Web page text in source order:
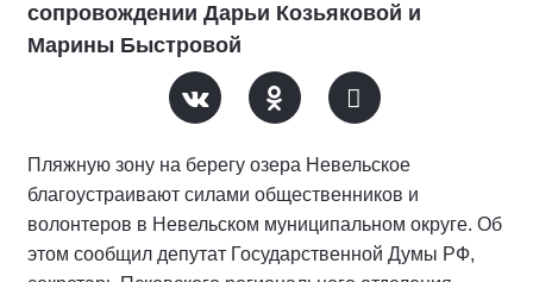
сопровождении Дарьи Козьяковой и
Марины Быстровой
Пляжную зону на берегу озера Невельское
благоустраивают силами общественников и
волонтеров в Невельском муниципальном округе. Об
этом сообщил депутат Государственной Думы РФ,